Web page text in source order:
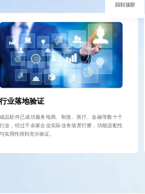
行业落地验证
成品软件已成功服务电商、制造、医疗、金融等数十个
行业，经过千余家企业实际业务场景打磨，功能适配性
与实用性得到充分验证。
回到顶部